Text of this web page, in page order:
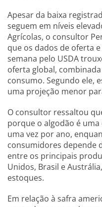
Apesar da baixa
seguem em níveis
Agrícolas, o consultor
que os dados de oferta
semana pelo USDA
oferta global,
consumo. Segundo ele,
uma projeção menor
O consultor ressaltou
porque o algodão é
uma vez por ano,
consumidores depende
entre os principais
Unidos, Brasil e
estoques.
Em relação à safra